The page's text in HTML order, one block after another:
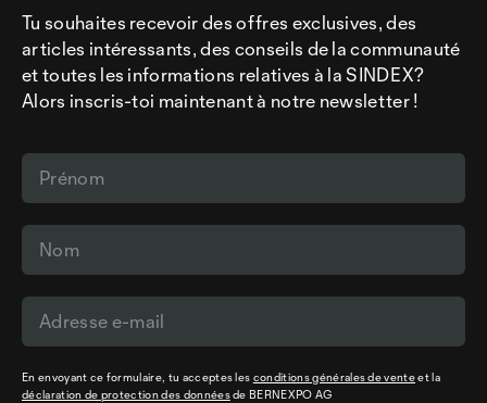
Tu souhaites recevoir des offres exclusives, des
articles intéressants, des conseils de la communauté
et toutes les informations relatives à la SINDEX?
Alors inscris-toi maintenant à notre newsletter !
En envoyant ce formulaire, tu acceptes les conditions générales de venteet la
déclaration de protection des donnéesde BERNEXPO AG